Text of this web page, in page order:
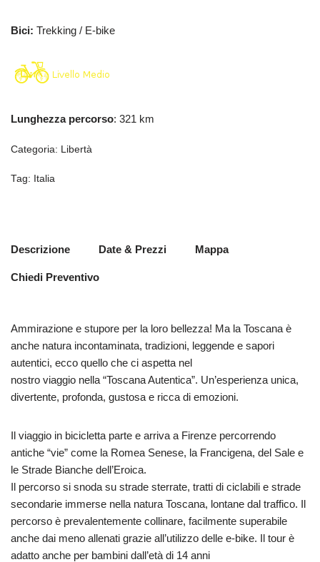
Bici: Trekking / E-bike
Lunghezza percorso: 321 km
Categoria: Libertà
Tag: Italia
Descrizione Date & Prezzi Mappa
Chiedi Preventivo
Ammirazione e stupore per la loro bellezza! Ma la Toscana è
anche natura incontaminata, tradizioni, leggende e sapori
autentici, ecco quello che ci aspetta nel
nostro viaggio nella “Toscana Autentica”. Un’esperienza unica,
divertente, profonda, gustosa e ricca di emozioni.
Il viaggio in bicicletta parte e arriva a Firenze percorrendo
antiche “vie” come la Romea Senese, la Francigena, del Sale e
le Strade Bianche dell’Eroica.
Il percorso si snoda su strade sterrate, tratti di ciclabili e strade
secondarie immerse nella natura Toscana, lontane dal traffico. Il
percorso è prevalentemente collinare, facilmente superabile
anche dai meno allenati grazie all’utilizzo delle e-bike. Il tour è
adatto anche per bambini dall’età di 14 anni